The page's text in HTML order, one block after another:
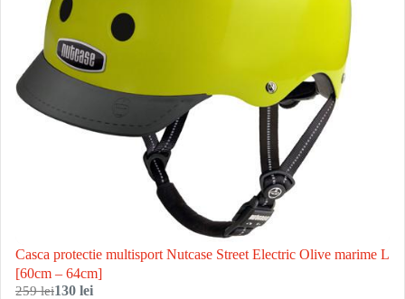
Casca protectie multisport Nutcase Street Electric Olive marime L
[60cm – 64cm]
259 lei130 lei